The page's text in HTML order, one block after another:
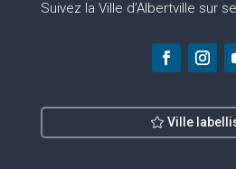
Suivez la Ville d’Albertville sur
Ville